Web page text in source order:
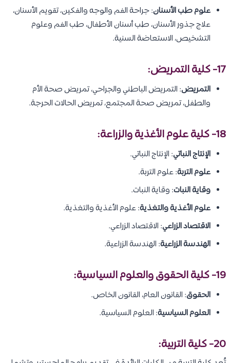
علوم طب الأسنان: جراحة الفم والوجه والفكين، تقويم الأسنان،
علاج جذور الأسنان، طب أسنان الأطفال، طب الفم وعلوم
التشخيص، الاستعاضة السنية.
17- كلية التمريض:
التمريض: التمريض الباطني والجراحي، تمريض صحة الأم
والطفل، تمريض صحة المجتمع، تمريض الحالات الحرجة.
18- كلية علوم الأغذية والزراعة:
الإنتاج النباتي: الإنتاج النباتي.
علوم التربة: علوم التربة.
وقاية النبات: وقاية النبات.
علوم الأغذية والتغذية: علوم الأغذية والتغذية.
الاقتصاد الزراعي: الاقتصاد الزراعي.
الهندسة الزراعية: الهندسة الزراعية.
19- كلية الحقوق والعلوم السياسية:
الحقوق: القانون العام، القانون الخاص.
العلوم السياسية: العلوم السياسية.
20- كلية التربية: